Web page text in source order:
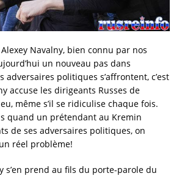
Navalny, bien connu par nos
un nouveau pas dans
adversaires politiques s’affrontent, c’est
accuse les dirigeants Russes de
même s’il se ridiculise chaque fois.
quand un prétendant au Kremin
de ses adversaires politiques, on
réel problème!
s’en prend au fils du porte-parole du